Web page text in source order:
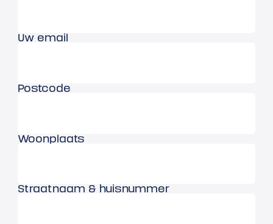
Uw email
Postcode
Woonplaats
Straatnaam & huisnummer